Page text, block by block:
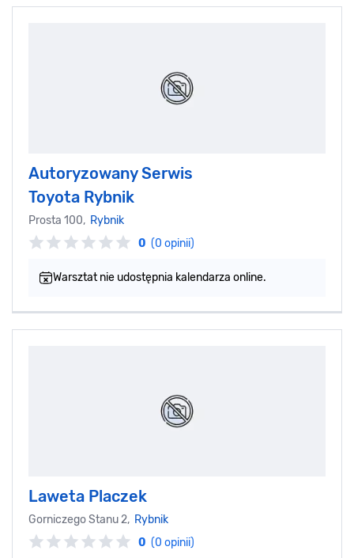
Autoryzowany Serwis
Toyota Rybnik
Prosta 100, Rybnik
0 (0 opinii)
Warsztat nie udostępnia kalendarza online.
Laweta Placzek
Gorniczego Stanu 2, Rybnik
0 (0 opinii)